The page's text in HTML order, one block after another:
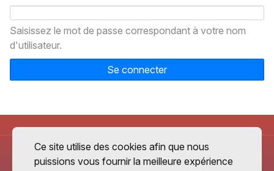
Saisissez le mot de passe correspondant à votre nom
d'utilisateur.
Se connecter
Ce site utilise des cookies afin que nous
puissions vous fournir la meilleure expérience